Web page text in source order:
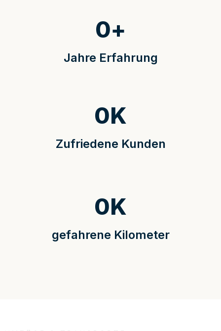
Jahre Erfahrung
0+
Zufriedene Kunden
0K
gefahrene Kilometer
0K